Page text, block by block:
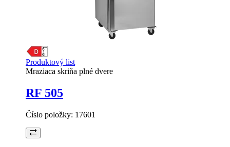
Produktový list
Mraziaca skriňa plné dvere
RF 505
Číslo položky: 17601